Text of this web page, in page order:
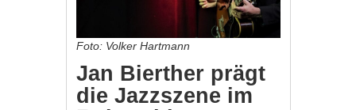
Foto: Volker Hartmann
Jan Bierther prägt
die Jazzszene im